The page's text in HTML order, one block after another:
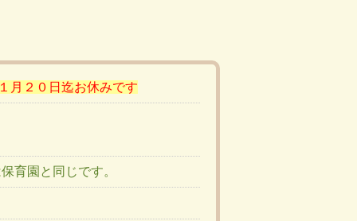
月２０日迄お休みです
育園と同じです。